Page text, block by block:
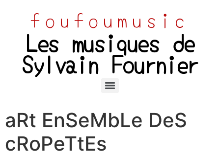
foufoumusic
Les musiques de
Sylvain Fournier
aRt EnSeMbLe DeS
cRoPeTtEs